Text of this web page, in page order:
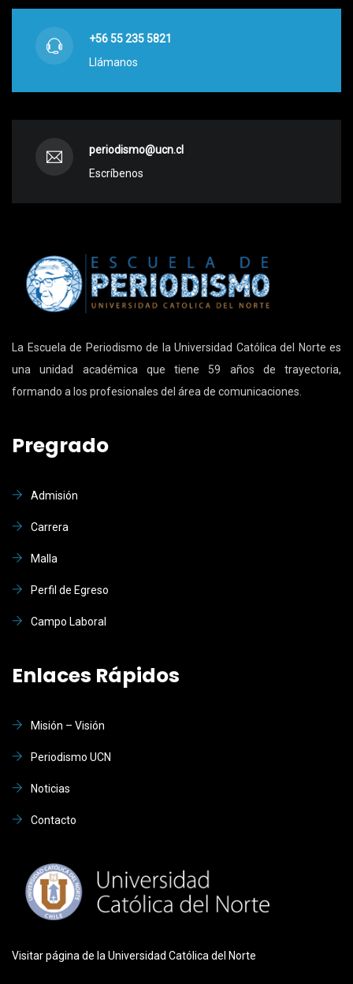
+56 55 235 5821
Llámanos
periodismo@ucn.cl
Escríbenos
La Escuela de Periodismo de la Universidad Católica del Norte es
una unidad académica que tiene 59 años de trayectoria,
formando a los profesionales del área de comunicaciones.
Pregrado
Admisión
Carrera
Malla
Perfil de Egreso
Campo Laboral
Enlaces Rápidos
Misión – Visión
Periodismo UCN
Noticias
Contacto
Visitar página de la Universidad Católica del Norte